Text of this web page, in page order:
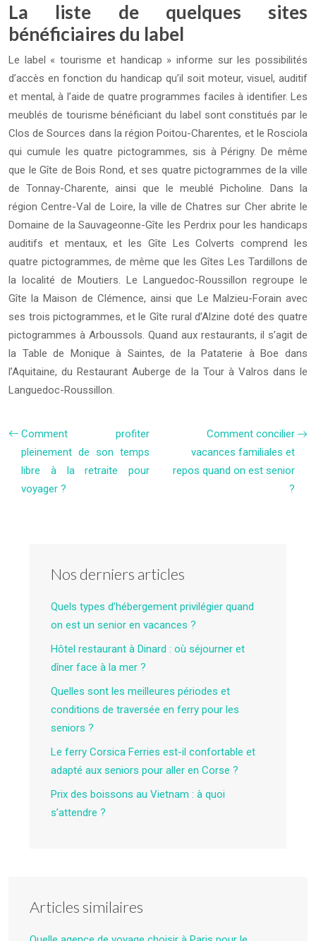
La liste de quelques sites
bénéficiaires du label
Le label « tourisme et handicap » informe sur les possibilités
d’accès en fonction du handicap qu’il soit moteur, visuel, auditif
et mental, à l’aide de quatre programmes faciles à identifier. Les
meublés de tourisme bénéficiant du label sont constitués par le
Clos de Sources dans la région Poitou-Charentes, et le Rosciola
qui cumule les quatre pictogrammes, sis à Périgny. De même
que le Gîte de Bois Rond, et ses quatre pictogrammes de la ville
de Tonnay-Charente, ainsi que le meublé Picholine. Dans la
région Centre-Val de Loire, la ville de Chatres sur Cher abrite le
Domaine de la Sauvageonne-Gîte les Perdrix pour les handicaps
auditifs et mentaux, et les Gîte Les Colverts comprend les
quatre pictogrammes, de même que les Gîtes Les Tardillons de
la localité de Moutiers. Le Languedoc-Roussillon regroupe le
Gîte la Maison de Clémence, ainsi que Le Malzieu-Forain avec
ses trois pictogrammes, et le Gîte rural d’Alzine doté des quatre
pictogrammes à Arboussols. Quand aux restaurants, il s’agit de
la Table de Monique à Saintes, de la Pataterie à Boe dans
l’Aquitaine, du Restaurant Auberge de la Tour à Valros dans le
Languedoc-Roussillon.
Comment profiter
pleinement de son temps
libre à la retraite pour
voyager ?
Comment concilier
vacances familiales et
repos quand on est senior
?
Nos derniers articles
Quels types d’hébergement privilégier quand
on est un senior en vacances ?
Hôtel restaurant à Dinard : où séjourner et
dîner face à la mer ?
Quelles sont les meilleures périodes et
conditions de traversée en ferry pour les
seniors ?
Le ferry Corsica Ferries est-il confortable et
adapté aux seniors pour aller en Corse ?
Prix des boissons au Vietnam : à quoi
s’attendre ?
Articles similaires